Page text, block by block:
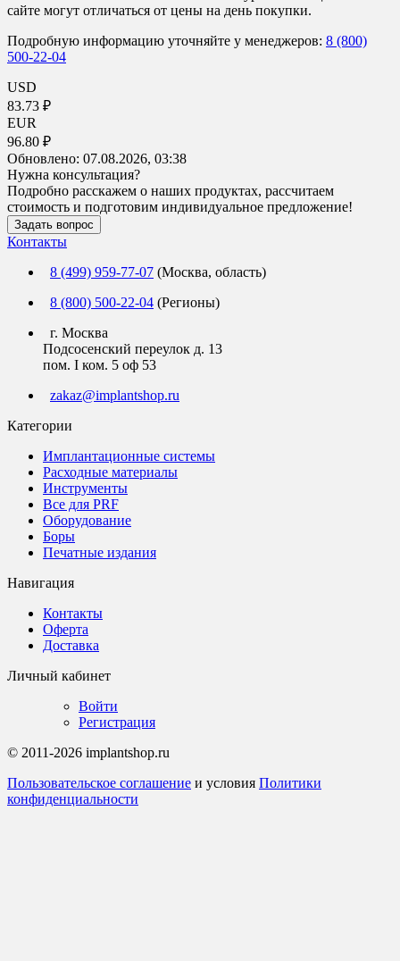
сайте могут отличаться от цены на день покупки.
Подробную информацию уточняйте у менеджеров: 8 (800)
500-22-04
USD
83.73 ₽
EUR
96.80 ₽
Обновлено: 07.08.2026, 03:38
Нужна консультация?
Подробно расскажем о наших продуктах, рассчитаем
стоимость и подготовим индивидуальное предложение!
Задать вопрос
Контакты
8 (499) 959-77-07 (Москва, область)
8 (800) 500-22-04 (Регионы)
г. Москва
Подсосенский переулок д. 13
пом. I ком. 5 оф 53
zakaz@implantshop.ru
Категории
Имплантационные системы
Расходные материалы
Инструменты
Все для PRF
Оборудование
Боры
Печатные издания
Навигация
Контакты
Оферта
Доставка
Личный кабинет
Войти
Регистрация
© 2011-2026 implantshop.ru
Пользовательское соглашение и условия Политики
конфиденциальности